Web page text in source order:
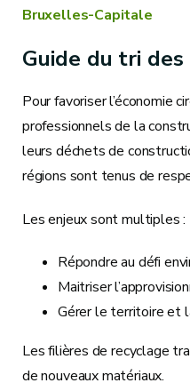
Bruxelles-Capitale
Guide du tri
Pour favoriser l’économie
professionnels de la
leurs déchets de
régions sont tenus de
Les enjeux sont multiples :
Répondre au défi
Maitriser
Gérer le territoire et
Les filières de recyclage
de nouveaux matériaux.